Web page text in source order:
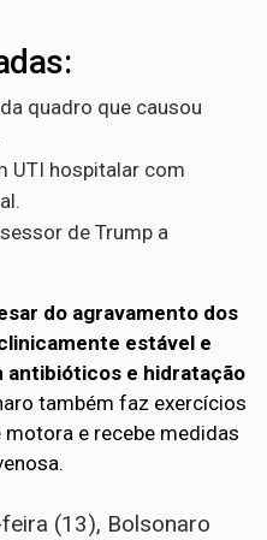
quadro que causou
UTI hospitalar com
de Trump a
do agravamento dos
estável e
e hidratação
também faz exercícios
e recebe medidas
(13), Bolsonaro